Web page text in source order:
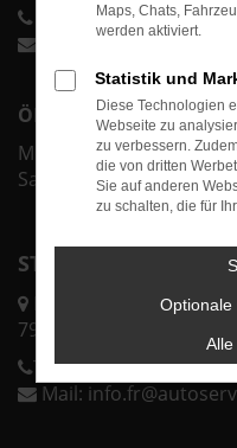
Telefon:0 78 41 60
ÖFFNUNGSZEITEN
Mo.-Fr. 07:30 - 18:00 Uhr
Sa. & So. geschlossen
STANDORT
Lörracher Str. 43
79115 Freiburg
Telefon:0 76 11 37 32
Mail:
Maps, Chats,
werden aktiviert.
Statistik und
Diese Technologien
Webseite zu
zu verbessern.
die von dritten
Sie auf anderen
zu schalten, die für
Optionale